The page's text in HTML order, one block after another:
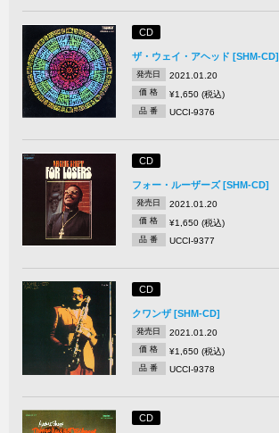
CD
ザ・ウェイ・アヘッド [SHM-CD]
発売日 2021.01.20
価 格 ¥1,650 (税込)
品 番 UCCI-9376
CD
フォー・ルーザーズ [SHM-CD]
発売日 2021.01.20
価 格 ¥1,650 (税込)
品 番 UCCI-9377
CD
クワンザ [SHM-CD]
発売日 2021.01.20
価 格 ¥1,650 (税込)
品 番 UCCI-9378
CD